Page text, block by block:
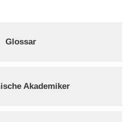
Glossar
Akademiker